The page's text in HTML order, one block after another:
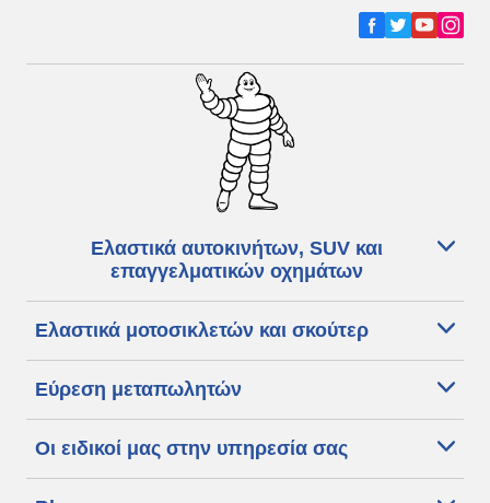
Ελαστικά αυτοκινήτων, SUV και
επαγγελματικών οχημάτων
Ελαστικά μοτοσικλετών και σκούτερ
Εύρεση μεταπωλητών
Οι ειδικοί μας στην υπηρεσία σας